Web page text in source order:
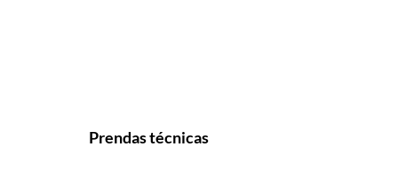
Prendas técnicas